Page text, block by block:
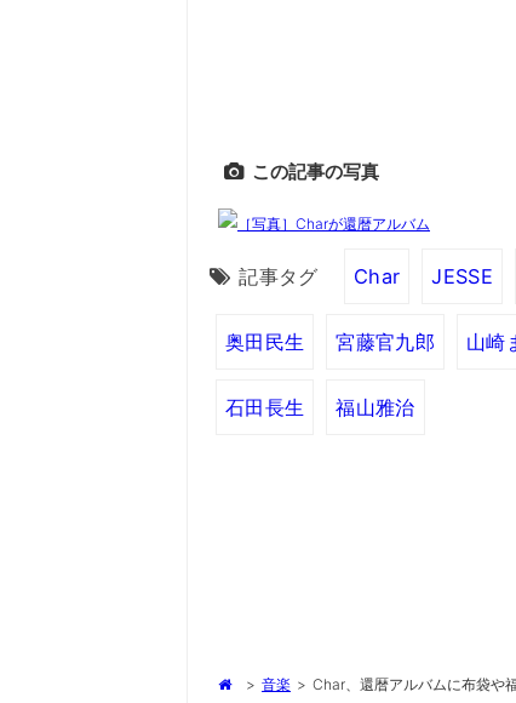
この記事の写真
記事タグ Char JESSE
奥田民生 宮藤官九郎 山崎
石田長生 福山雅治
> 音楽 > Char、還暦アルバムに布袋や